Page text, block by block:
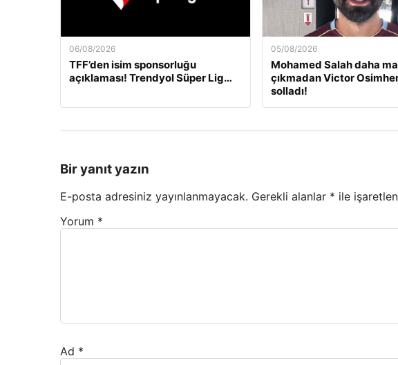
06/08/2026
TFF’den isim sponsorluğu
açıklaması! Trendyol Süper Lig…
05/08/2026
Mohamed Salah daha
çıkmadan Victor
solladı!
Bir yanıt yazın
E-posta adresiniz yayınlanmayacak. Gerekli alanlar * ile
Yorum *
Ad *